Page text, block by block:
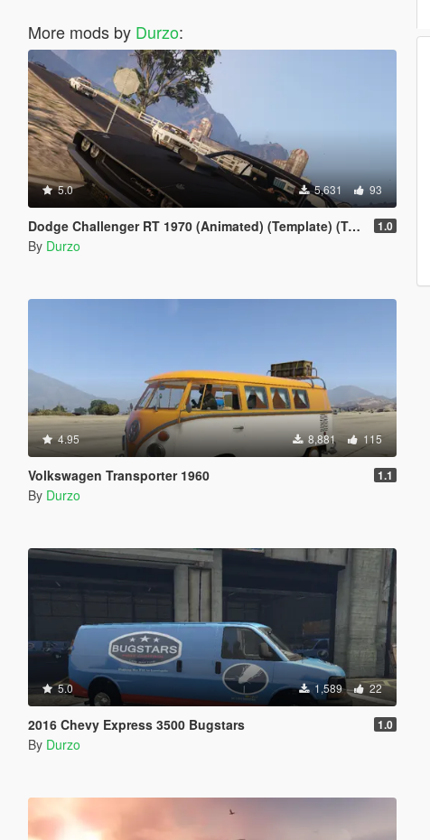
More mods by Durzo:
5.0 5,631 93
Dodge Challenger RT 1970 (Animated) (Template) (Tuneable) (Wipers) 1.0
By Durzo
4.95 8,881 115
Volkswagen Transporter 1960 1.1
By Durzo
5.0 1,589 22
2016 Chevy Express 3500 Bugstars 1.0
By Durzo